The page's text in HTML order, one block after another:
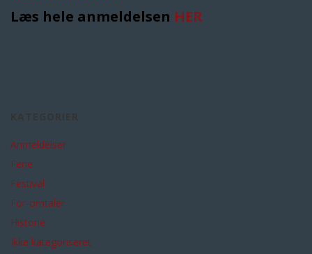
Læs hele anmeldelsen HER
Anmeldelser
Ferie
Festival
For-omtaler
Historie
Ikke kategoriseret